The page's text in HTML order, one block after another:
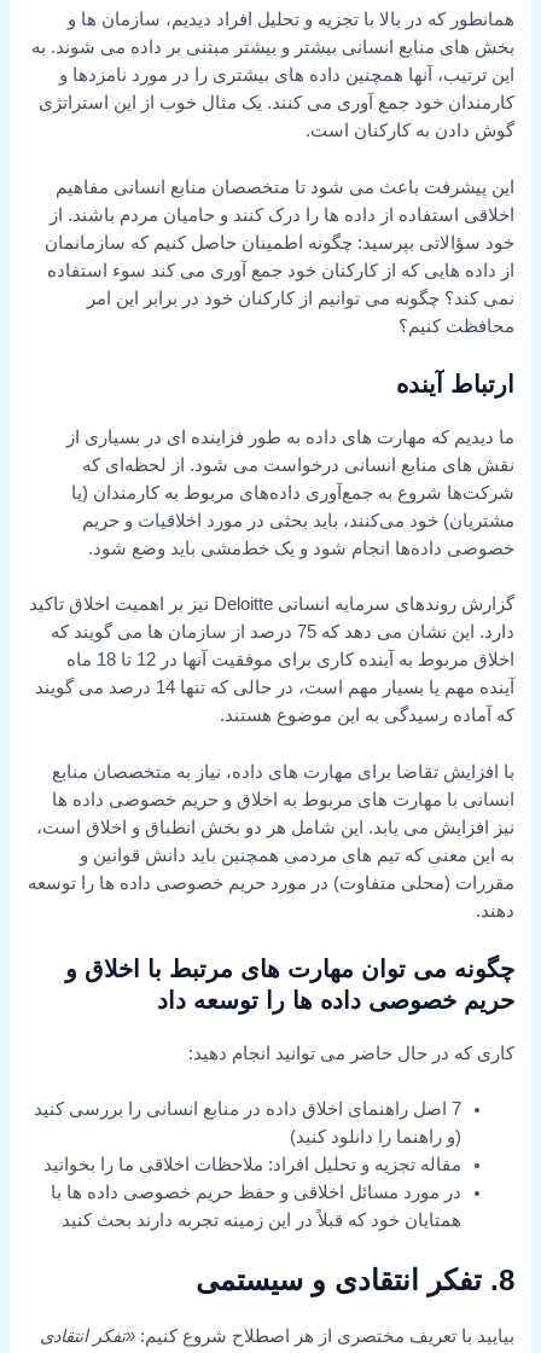
همانطور که در بالا با تجزیه و تحلیل افراد دیدیم، سازمان ها و
بخش های منابع انسانی بیشتر و بیشتر مبتنی بر داده می شوند. به
این ترتیب، آنها همچنین داده های بیشتری را در مورد نامزدها و
کارمندان خود جمع آوری می کنند. یک مثال خوب از این استراتژی
گوش دادن به کارکنان است.
این پیشرفت باعث می شود تا متخصصان منابع انسانی مفاهیم
اخلاقی استفاده از داده ها را درک کنند و حامیان مردم باشند. از
خود سؤالاتی بپرسید: چگونه اطمینان حاصل کنیم که سازمانمان
از داده هایی که از کارکنان خود جمع آوری می کند سوء استفاده
نمی کند؟ چگونه می توانیم از کارکنان خود در برابر این امر
محافظت کنیم؟
ارتباط آینده
ما دیدیم که مهارت های داده به طور فزاینده ای در بسیاری از
نقش های منابع انسانی درخواست می شود. از لحظه‌ای که
شرکت‌ها شروع به جمع‌آوری داده‌های مربوط به کارمندان (یا
مشتریان) خود می‌کنند، باید بحثی در مورد اخلاقیات و حریم
خصوصی داده‌ها انجام شود و یک خط‌مشی باید وضع شود.
گزارش روندهای سرمایه انسانی Deloitte نیز بر اهمیت اخلاق تاکید
دارد. این نشان می دهد که 75 درصد از سازمان ها می گویند که
اخلاق مربوط به آینده کاری برای موفقیت آنها در 12 تا 18 ماه
آینده مهم یا بسیار مهم است، در حالی که تنها 14 درصد می گویند
که آماده رسیدگی به این موضوع هستند.
با افزایش تقاضا برای مهارت های داده، نیاز به متخصصان منابع
انسانی با مهارت های مربوط به اخلاق و حریم خصوصی داده ها
نیز افزایش می یابد. این شامل هر دو بخش انطباق و اخلاق است،
به این معنی که تیم های مردمی همچنین باید دانش قوانین و
مقررات (محلی متفاوت) در مورد حریم خصوصی داده ها را توسعه
دهند.
چگونه می توان مهارت های مرتبط با اخلاق و
حریم خصوصی داده ها را توسعه داد
کاری که در حال حاضر می توانید انجام دهید:
7 اصل راهنمای اخلاق داده در منابع انسانی را بررسی کنید
(و راهنما را دانلود کنید)
مقاله تجزیه و تحلیل افراد: ملاحظات اخلاقی ما را بخوانید
در مورد مسائل اخلاقی و حفظ حریم خصوصی داده ها با
همتایان خود که قبلاً در این زمینه تجربه دارند بحث کنید
8. تفکر انتقادی و سیستمی
بیایید با تعریف مختصری از هر اصطلاح شروع کنیم:«تفکر انتقادی